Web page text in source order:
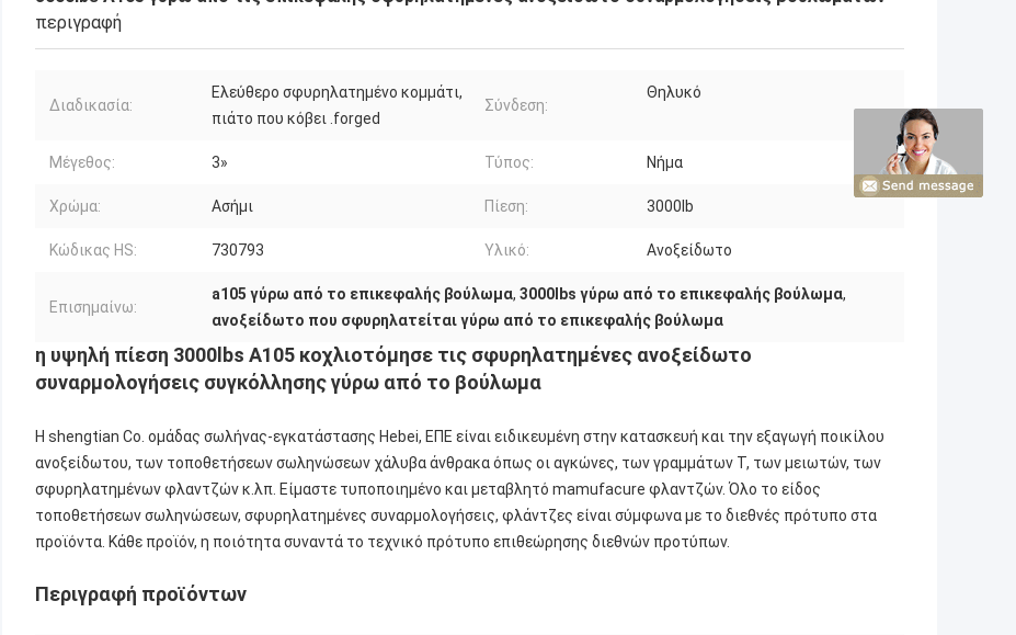
περιγραφή
Διαδικασία:
Ελεύθερο σφυρηλατημένο κομμάτι,
πιάτο που κόβει .forged
Σύνδεση:
Θηλυκό
Μέγεθος: 3» Τύπος: Νήμα
Χρώμα: Ασήμι Πίεση: 3000lb
Κώδικας HS: 730793 Υλικό: Ανοξείδωτο
Επισημαίνω:
a105 γύρω από το επικεφαλής βούλωμα, 3000lbs γύρω από το επικεφαλής βούλωμα,
ανοξείδωτο που σφυρηλατείται γύρω από το επικεφαλής βούλωμα
η υψηλή πίεση 3000lbs A105 κοχλιοτόμησε τις σφυρηλατημένες ανοξείδωτο
συναρμολογήσεις συγκόλλησης γύρω από το βούλωμα
Η shengtian Co. ομάδας σωλήνας-εγκατάστασης Hebei, ΕΠΕ είναι ειδικευμένη στην κατασκευή και την εξαγωγή ποικίλου
ανοξείδωτου, των τοποθετήσεων σωληνώσεων χάλυβα άνθρακα όπως οι αγκώνες, των γραμμάτων Τ, των μειωτών, των
σφυρηλατημένων φλαντζών κ.λπ. Είμαστε τυποποιημένο και μεταβλητό mamufacure φλαντζών. Όλο το είδος
τοποθετήσεων σωληνώσεων, σφυρηλατημένες συναρμολογήσεις, φλάντζες είναι σύμφωνα με το διεθνές πρότυπο στα
προϊόντα. Κάθε προϊόν, η ποιότητα συναντά το τεχνικό πρότυπο επιθεώρησης διεθνών προτύπων.
Περιγραφή προϊόντων